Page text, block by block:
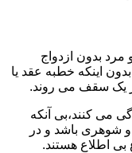
بدون ازدواج
اینکه خطبه عقد یا
یک سقف می روند.
می کنند،بی آنکه
و شوهری باشد و در
بی اطلاع هستند.